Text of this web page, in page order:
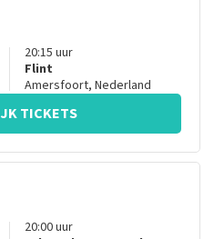
20:15 uur
Flint
Amersfoort, Nederland
TICKETS
20:00uur